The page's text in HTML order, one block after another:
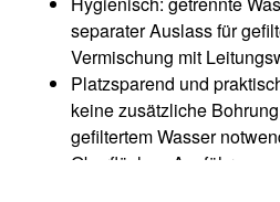
separater Auslass für
Vermischung mit
Platzsparend und
keine zusätzliche
gefiltertem Wasser
Oberflächen-